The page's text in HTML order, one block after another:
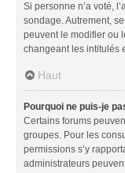
Si personne n’a voté,
sondage. Autrement,
peuvent le modifier ou
changeant les intitulés
Haut
Pourquoi ne puis-je
Certains forums
groupes. Pour les
permissions s’y
administrateurs